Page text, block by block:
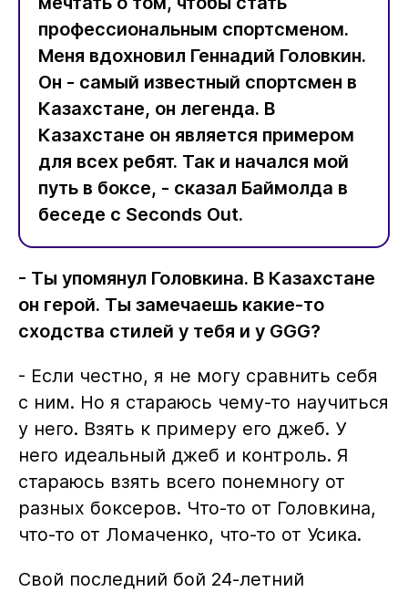
профессиональным спортсменом.
Меня вдохновил Геннадий Головкин.
Он - самый известный спортсмен в
Казахстане, он легенда. В
Казахстане он является примером
для всех ребят. Так и начался мой
путь в боксе, - сказал Баймолда в
беседе с Seconds Out.
- Ты упомянул Головкина. В Казахстане
он герой. Ты замечаешь какие-то
сходства стилей у тебя и у GGG?
- Если честно, я не могу сравнить себя
с ним. Но я стараюсь чему-то научиться
у него. Взять к примеру его джеб. У
него идеальный джеб и контроль. Я
стараюсь взять всего понемногу от
разных боксеров. Что-то от Головкина,
что-то от Ломаченко, что-то от Усика.
Свой последний бой 24-летний